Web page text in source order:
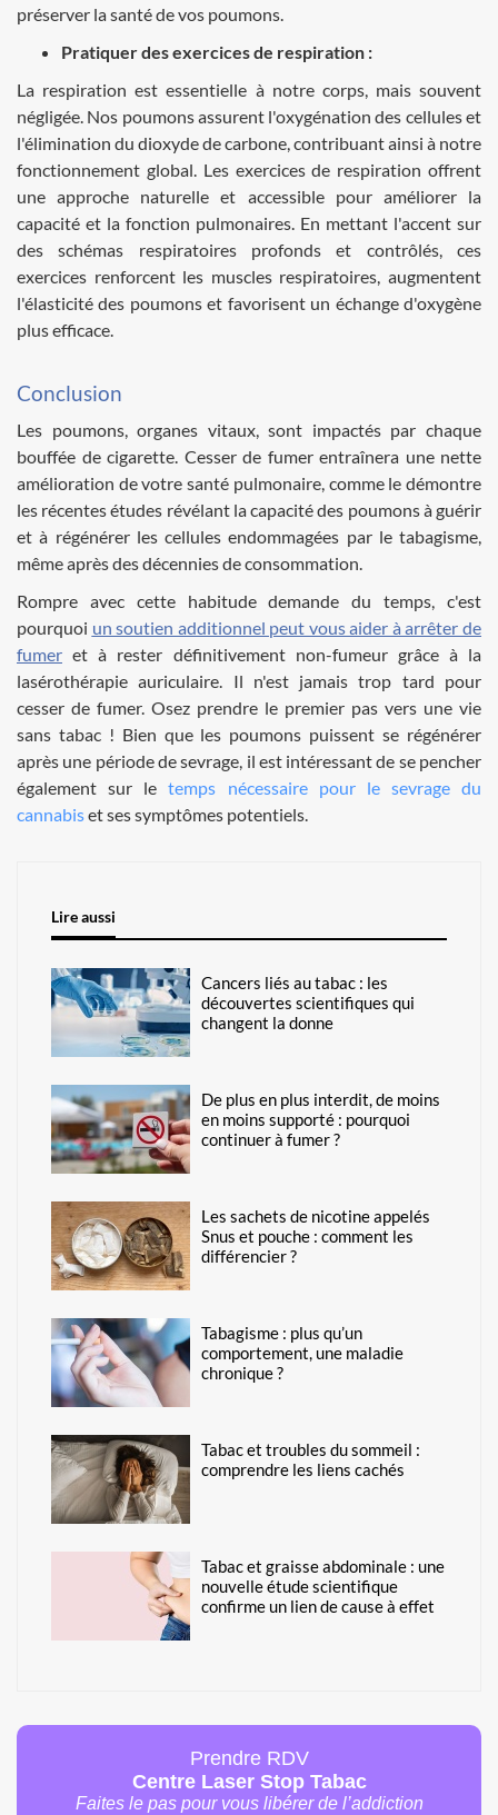
préserver la santé de vos poumons.
Pratiquer des exercices de respiration :
La respiration est essentielle à notre corps, mais souvent
négligée. Nos poumons assurent l'oxygénation des cellules et
l'élimination du dioxyde de carbone, contribuant ainsi à notre
fonctionnement global. Les exercices de respiration offrent
une approche naturelle et accessible pour améliorer la
capacité et la fonction pulmonaires. En mettant l'accent sur
des schémas respiratoires profonds et contrôlés, ces
exercices renforcent les muscles respiratoires, augmentent
l'élasticité des poumons et favorisent un échange d'oxygène
plus efficace.
Conclusion
Les poumons, organes vitaux, sont impactés par chaque
bouffée de cigarette. Cesser de fumer entraînera une nette
amélioration de votre santé pulmonaire, comme le démontre
les récentes études révélant la capacité des poumons à guérir
et à régénérer les cellules endommagées par le tabagisme,
même après des décennies de consommation.
Rompre avec cette habitude demande du temps, c'est
pourquoi un soutien additionnel peut vous aider à arrêter de
fumer et à rester définitivement non-fumeur grâce à la
lasérothérapie auriculaire. Il n'est jamais trop tard pour
cesser de fumer. Osez prendre le premier pas vers une vie
sans tabac ! Bien que les poumons puissent se régénérer
après une période de sevrage, il est intéressant de se pencher
également sur letemps nécessaire pour le sevrage du
cannabiset ses symptômes potentiels.
Lire aussi
Cancers liés au tabac : les
découvertes scientifiques qui
changent la donne
De plus en plus interdit, de moins
en moins supporté : pourquoi
continuer à fumer ?
Les sachets de nicotine appelés
Snus et pouche : comment les
différencier ?
Tabagisme : plus qu’un
comportement, une maladie
chronique ?
Tabac et troubles du sommeil :
comprendre les liens cachés
Tabac et graisse abdominale : une
nouvelle étude scientifique
confirme un lien de cause à effet
Prendre RDV
Centre Laser Stop Tabac
Faites le pas pour vous libérer de l’addiction